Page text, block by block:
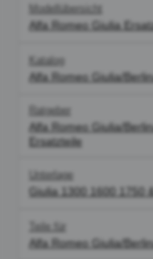
Modellübersicht
Alfa Romeo Giulia
Katalog
Alfa Romeo Giulia/
Ratgeber
Alfa Romeo Giulia/
Ersatzteile
Unterlage
Giulia 1300 1600 1750
Teile für
Alfa Romeo Giulia/